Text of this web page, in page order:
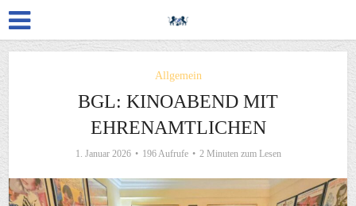
Allgemein
BGL: KINOABEND MIT
EHRENAMTLICHEN
1. Januar 2026 196 Aufrufe 2 Minuten zum Lesen